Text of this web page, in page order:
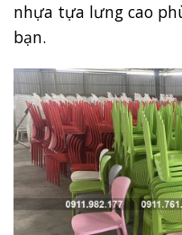
nhựa tựa lưng cao
bạn.